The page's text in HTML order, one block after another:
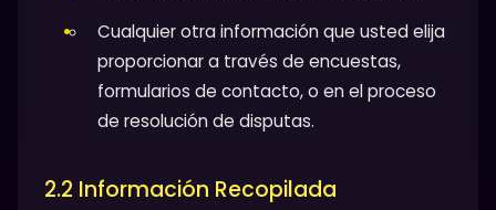
Cualquier otra información que usted elija
proporcionar a través de encuestas,
formularios de contacto, o en el proceso
de resolución de disputas.
2.2 Información Recopilada